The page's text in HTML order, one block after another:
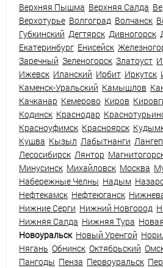
Верхняя Пышма Верхняя Салда
Верхотурье Волгоград Волчанск
Губкинский Дегтярск Дивногорск
Екатеринбург Енисейск
Заречный Зеленогорск Златоуст
Ижевск Иланский Ирбит Иркутск
Каменск-Уральский Камышлов
Качканар Кемерово Киров
Кодинск Краснодар
Красноуфимск Красноярск
Кушва Кызыл Лабытнанги
Лесосибирск Лянтор
Минусинск Михайловск Москва
Набережные Челны Надым
Нефтекамск Нефтеюганск
Нижние Серги Нижний Новгород
Нижняя Салда Нижняя Тура
Новоуральск Новый Уренгой
Нягань Обнинск Октябрьский
Пангоды Пенза Первоуральск